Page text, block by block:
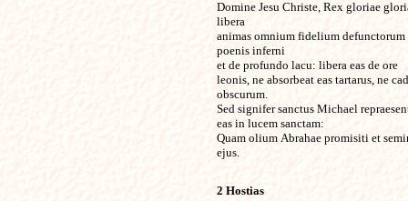
Domine Jesu Christe, Rex gloriae
libera
animas omnium fidelium defunctorum
poenis inferni
et de profundo lacu: libera eas de ore
leonis, ne absorbeat eas tartarus, ne
obscurum.
Sed signifer sanctus Michael
eas in lucem sanctam:
Quam olium Abrahae promisiti et
ejus.
2 Hostias